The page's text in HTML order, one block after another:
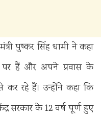
पुष्कर सिंह धामी ने कहा
पर हैं और अपने प्रवास के
कर रहे हैं। उन्होंने कहा कि
सरकार के 12 वर्ष पूर्ण हुए